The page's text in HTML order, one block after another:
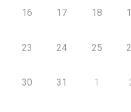
16 17 18
23 24 25
30 31 1